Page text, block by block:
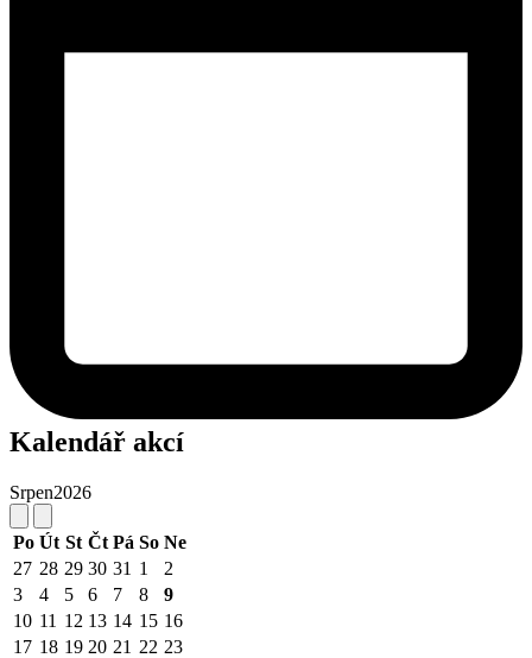
Kalendář akcí
Srpen2026
Po Út St Čt Pá So Ne
27 28 29 30 31 1
2
3
4 5 6 7 8
9
10 11 12 13 14 15 16
17 18 19 20 21 22 23